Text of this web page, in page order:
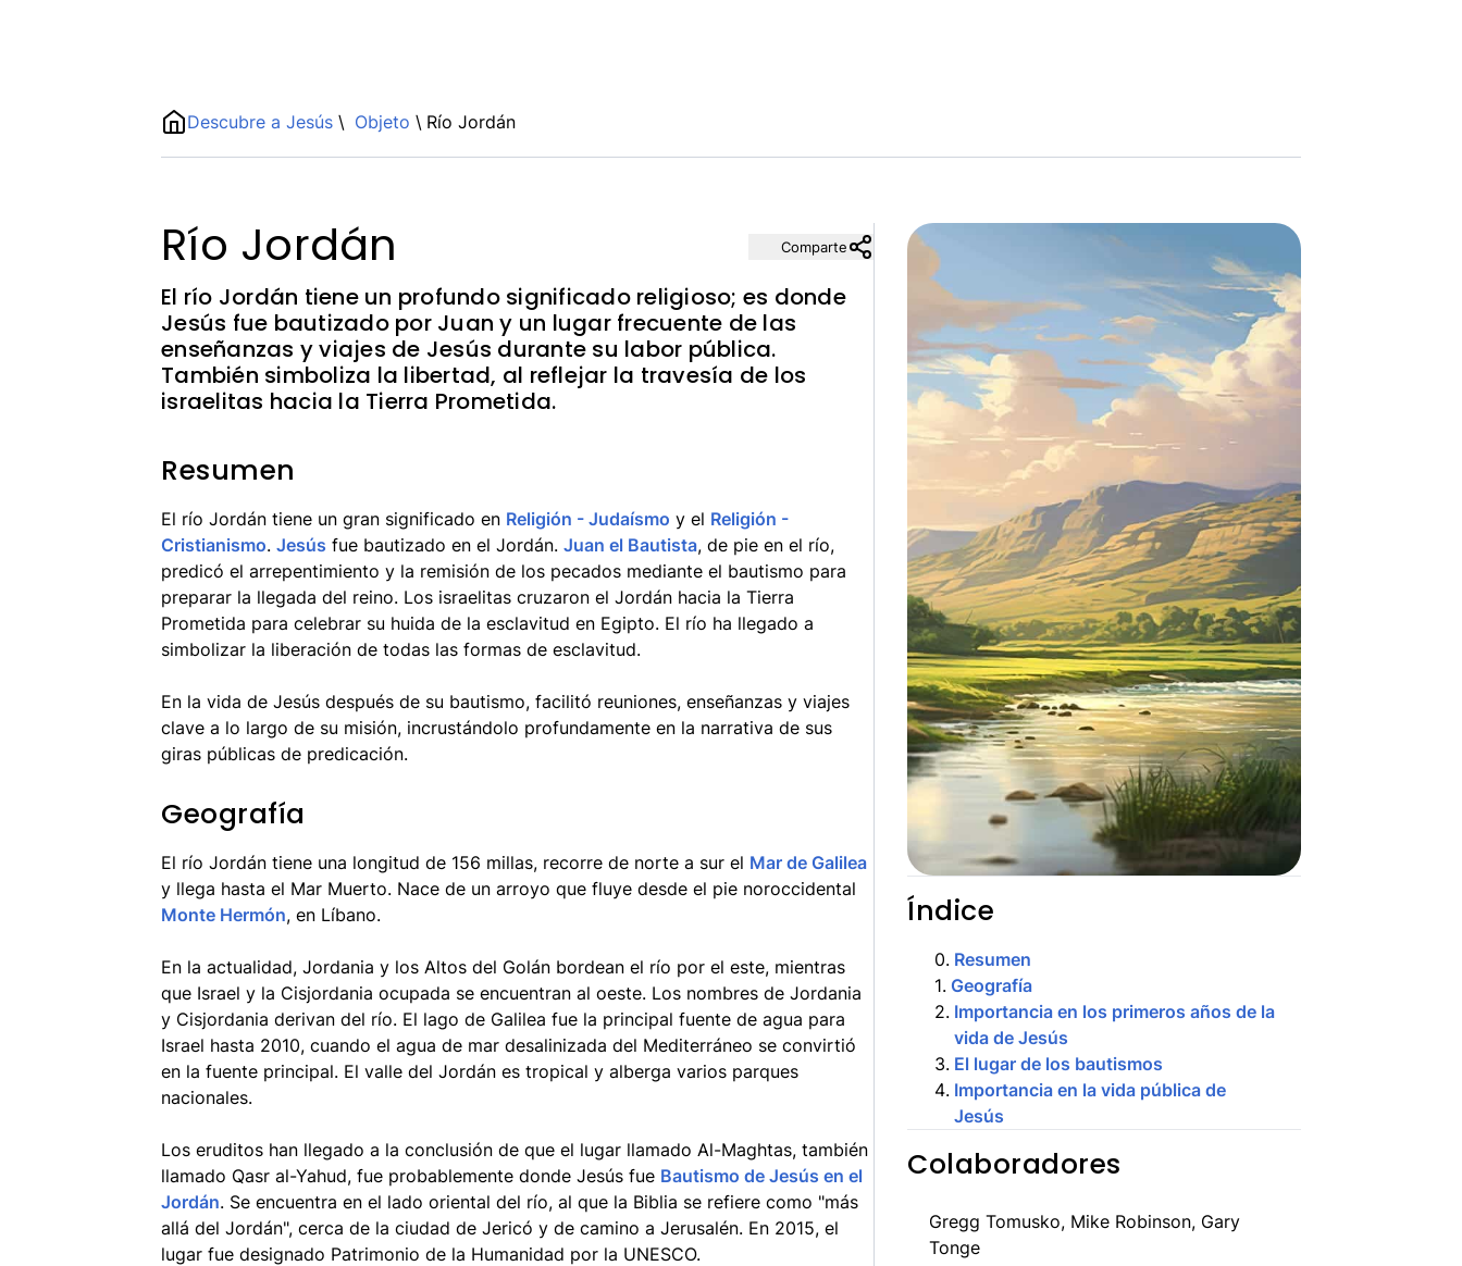
Descubre a Jesús \ Objeto \ Río Jordán
Río Jordán
El río Jordán tiene un profundo significado religioso; es donde
Jesús fue bautizado por Juan y un lugar frecuente de las
enseñanzas y viajes de Jesús durante su labor pública.
También simboliza la libertad, al reflejar la travesía de los
israelitas hacia la Tierra Prometida.
Comparte
Resumen
El río Jordán tiene un gran significado en Religión - Judaísmo y el Religión -
Cristianismo. Jesús fue bautizado en el Jordán. Juan el Bautista, de pie en el río,
predicó el arrepentimiento y la remisión de los pecados mediante el bautismo para
preparar la llegada del reino. Los israelitas cruzaron el Jordán hacia la Tierra
Prometida para celebrar su huida de la esclavitud en Egipto. El río ha llegado a
simbolizar la liberación de todas las formas de esclavitud.
En la vida de Jesús después de su bautismo, facilitó reuniones, enseñanzas y viajes
clave a lo largo de su misión, incrustándolo profundamente en la narrativa de sus
giras públicas de predicación.
Geografía
El río Jordán tiene una longitud de 156 millas, recorre de norte a sur el Mar de Galilea
y llega hasta el Mar Muerto. Nace de un arroyo que fluye desde el pie noroccidental
Monte Hermón, en Líbano.
En la actualidad, Jordania y los Altos del Golán bordean el río por el este, mientras
que Israel y la Cisjordania ocupada se encuentran al oeste. Los nombres de Jordania
y Cisjordania derivan del río. El lago de Galilea fue la principal fuente de agua para
Israel hasta 2010, cuando el agua de mar desalinizada del Mediterráneo se convirtió
en la fuente principal. El valle del Jordán es tropical y alberga varios parques
nacionales.
Los eruditos han llegado a la conclusión de que el lugar llamado Al-Maghtas, también
llamado Qasr al-Yahud, fue probablemente donde Jesús fue Bautismo de Jesús en el
Jordán. Se encuentra en el lado oriental del río, al que la Biblia se refiere como "más
allá del Jordán", cerca de la ciudad de Jericó y de camino a Jerusalén. En 2015, el
lugar fue designado Patrimonio de la Humanidad por la UNESCO.
ShortDescription
Índice
0. Resumen
1. Geografía
2. Importancia en los primeros años de la
vida de Jesús
3. El lugar de los bautismos
4. Importancia en la vida pública de
Jesús
Colaboradores
Gregg Tomusko, Mike Robinson, Gary
Tonge